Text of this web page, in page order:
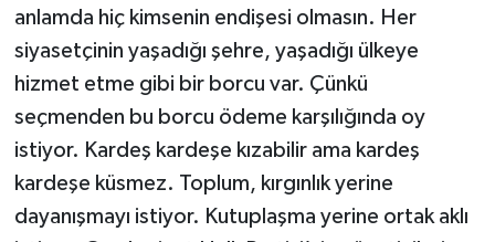
anlamda hiç kimsenin endişesi olmasın. Her
siyasetçinin yaşadığı şehre, yaşadığı ülkeye
hizmet etme gibi bir borcu var. Çünkü
seçmenden bu borcu ödeme karşılığında oy
istiyor. Kardeş kardeşe kızabilir ama kardeş
kardeşe küsmez. Toplum, kırgınlık yerine
dayanışmayı istiyor. Kutuplaşma yerine ortak aklı